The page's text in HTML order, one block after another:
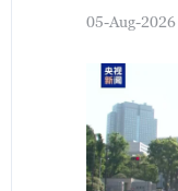
05-Aug-2026